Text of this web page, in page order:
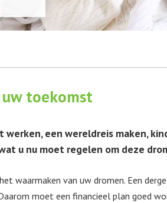
toekomst
een wereldreis maken,
u nu moet regelen om deze
waarmaken van uw dromen. Een
moet een financieel plan goed